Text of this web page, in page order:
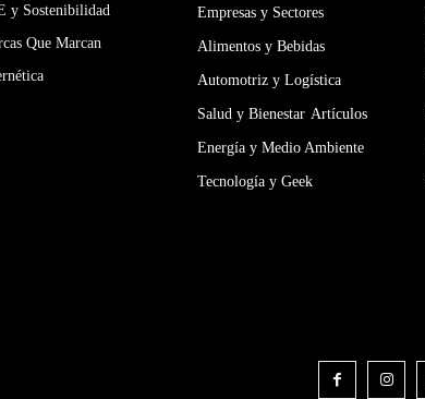
y Sostenibilidad
Que Marcan
Empresas y Sectores
Alimentos y Bebidas
Automotriz y Logística
Salud y Bienestar Artículos
Energía y Medio Ambiente
Tecnología y Geek